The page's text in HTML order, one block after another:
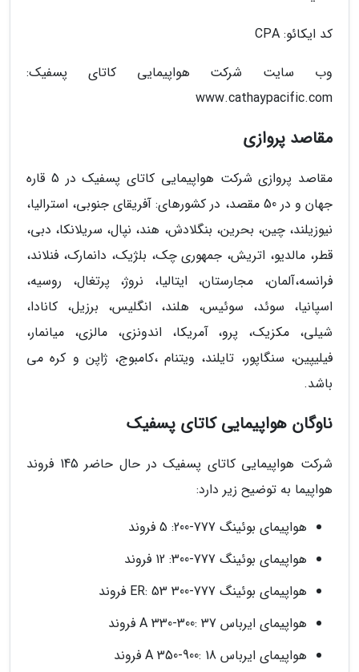
کد ایکائو: CPA
وب سایت شرکت هواپیمایی کاتای پسفیک:
www.cathaypacific.com
مقاصد پروازی
مقاصد پروازی شرکت هواپیمایی کاتای پسفیک در 5 قاره
جهان و در 50 مقصد، در کشورهای: آفریقای جنوبی، استرالیا،
نیوزیلند، چین، بحرین، بنگلادش، هند، نپال، سریلانکا، دبی،
قطر، مالدیو، اتریش، جمهوری چک، بلژیک، دانمارک، فنلاند،
فرانسه،آلمان، مجارستان، ایتالیا، نروژ، پرتغال، روسیه،
اسپانیا، سوئد، سوئیس، هلند، انگلیس، برزیل، کانادا،
شیلی، مکزیک، پرو، آمریکا، اندونزی، مالزی، میانمار،
فیلیپین، سنگاپور، تایلند، ویتنام ،کامبوج، ژاپن و کره می
باشد.
ناوگان هواپیمایی کاتای پسفیک
شرکت هواپیمایی کاتای پسفیک در حال حاضر 145 فروند
هواپیما به توضیح زیر دارد:
هواپیمای بوئینگ 777-200: 5 فروند
هواپیمای بوئینگ 777-300: 12 فروند
هواپیمای بوئینگ 777-300 ER: 53 فروند
هواپیمای ایرباس A 330-300: 37 فروند
هواپیمای ایرباس A 350-900: 18 فروند